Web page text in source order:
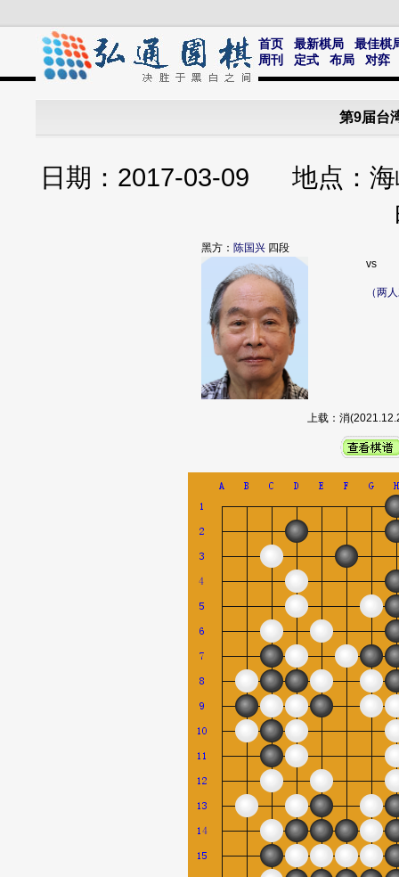
首页 最新棋局
最佳棋
周刊
定式 布局 对弈
第9届台
日期：2017-03-09 地点
黑方： 陈国兴 四段
vs
（两
上载：消